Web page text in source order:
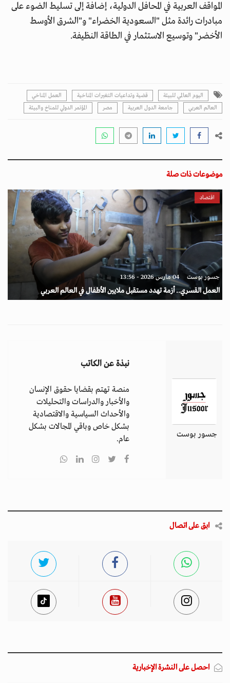
المواقف العربية في المحافل الدولية، إضافة إلى تسليط الضوء على
مبادرات رائدة مثل "السعودية الخضراء" و"الشرق الأوسط
الأخضر" وتوسيع الاستثمار في الطاقة النظيفة.
اليوم العالمي للبيئة قضية وتداعيات التغيرات المناخية
العمل المناخي
العالم العربي
جامعة الدول العربية مصر المؤتمر الدولي للمناخ والبيئة
موضوعات ذات صلة
اقتصاد
جسور بوست 04 مارس 2026 - 13:56
العمل القسري.. أزمة تهدد مستقبل ملايين الأطفال في العالم العربي
جسور بوست
نبذة عن الكاتب
منصة تهتم بقضايا حقوق الإنسان
والأخبار والدراسات والتحليلات
والأحداث السياسية والاقتصادية
بشكل خاص وباقي المجالات بشكل
عام.
ابق على اتصال
احصل على النشرة الإخبارية